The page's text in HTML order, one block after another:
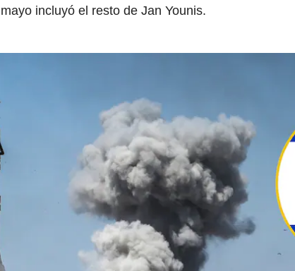
mayo incluyó el resto de Jan Younis.